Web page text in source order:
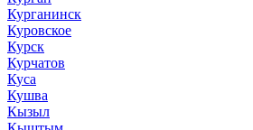
Курганинск
Куровское
Курск
Курчатов
Куса
Кушва
Кызыл